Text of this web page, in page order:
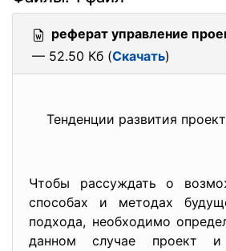
реферат управление
— 52.50 Кб (Скачать)
Тенденции развития
Чтобы рассуждать о
способах и методах
подхода, необходимо
данном случае проект